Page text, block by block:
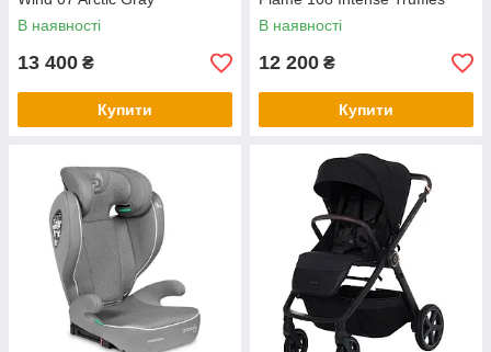
В наявності
13 400 ₴
Купити
В наявності
12 200 ₴
Купити